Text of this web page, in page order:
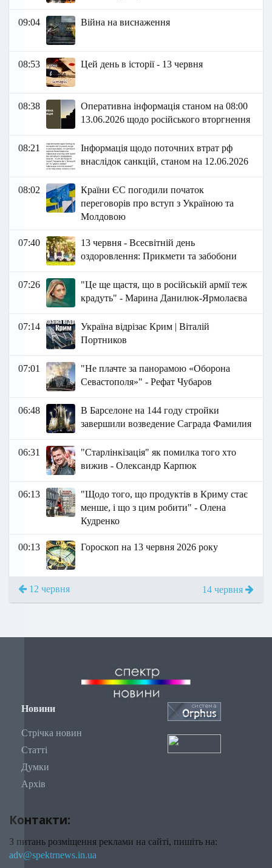
09:04 Війна на виснаження
08:53 Цей день в історії - 13 червня
08:38
Оперативна інформація станом на 08:00
13.06.2026 щодо російського вторгнення
08:21
Інформація щодо поточних втрат рф
внаслідок санкцій, станом на 12.06.2026​
08:02
Країни ЄС погодили початок
переговорів про вступ з Україною та
Молдовою
07:40
13 червня - Всесвітній день
оздоровлення: Прикмети та забобони
07:26
"Це ще щастя, що в російській армії теж
крадуть" - Марина Данилюк-Ярмолаєва
07:14
Україна відрізає Крим | Віталій
Портников
07:01
"Не плачте за панорамою «Оборона
Севастополя»" - Рефат Чубаров
06:48
В Барселоне на 144 году стройки
завершили возведение Саграда Фамилия
06:31
"Старлінкізація" як помилка того хто
вижив - Олександр Карпюк
06:13
"Щодо того, що продуктів в Криму стає
менше, і що з цим робити" - Олена
Кудренко
00:13 Гороскоп на 13 червня 2026 року
12 червня 14 червня
Новини
Стрічка новин
Статті
Думки
Архів
Контакти:
З питань розміщення реклами на сайті, пишіть на:
adv@spektrnews.in.ua